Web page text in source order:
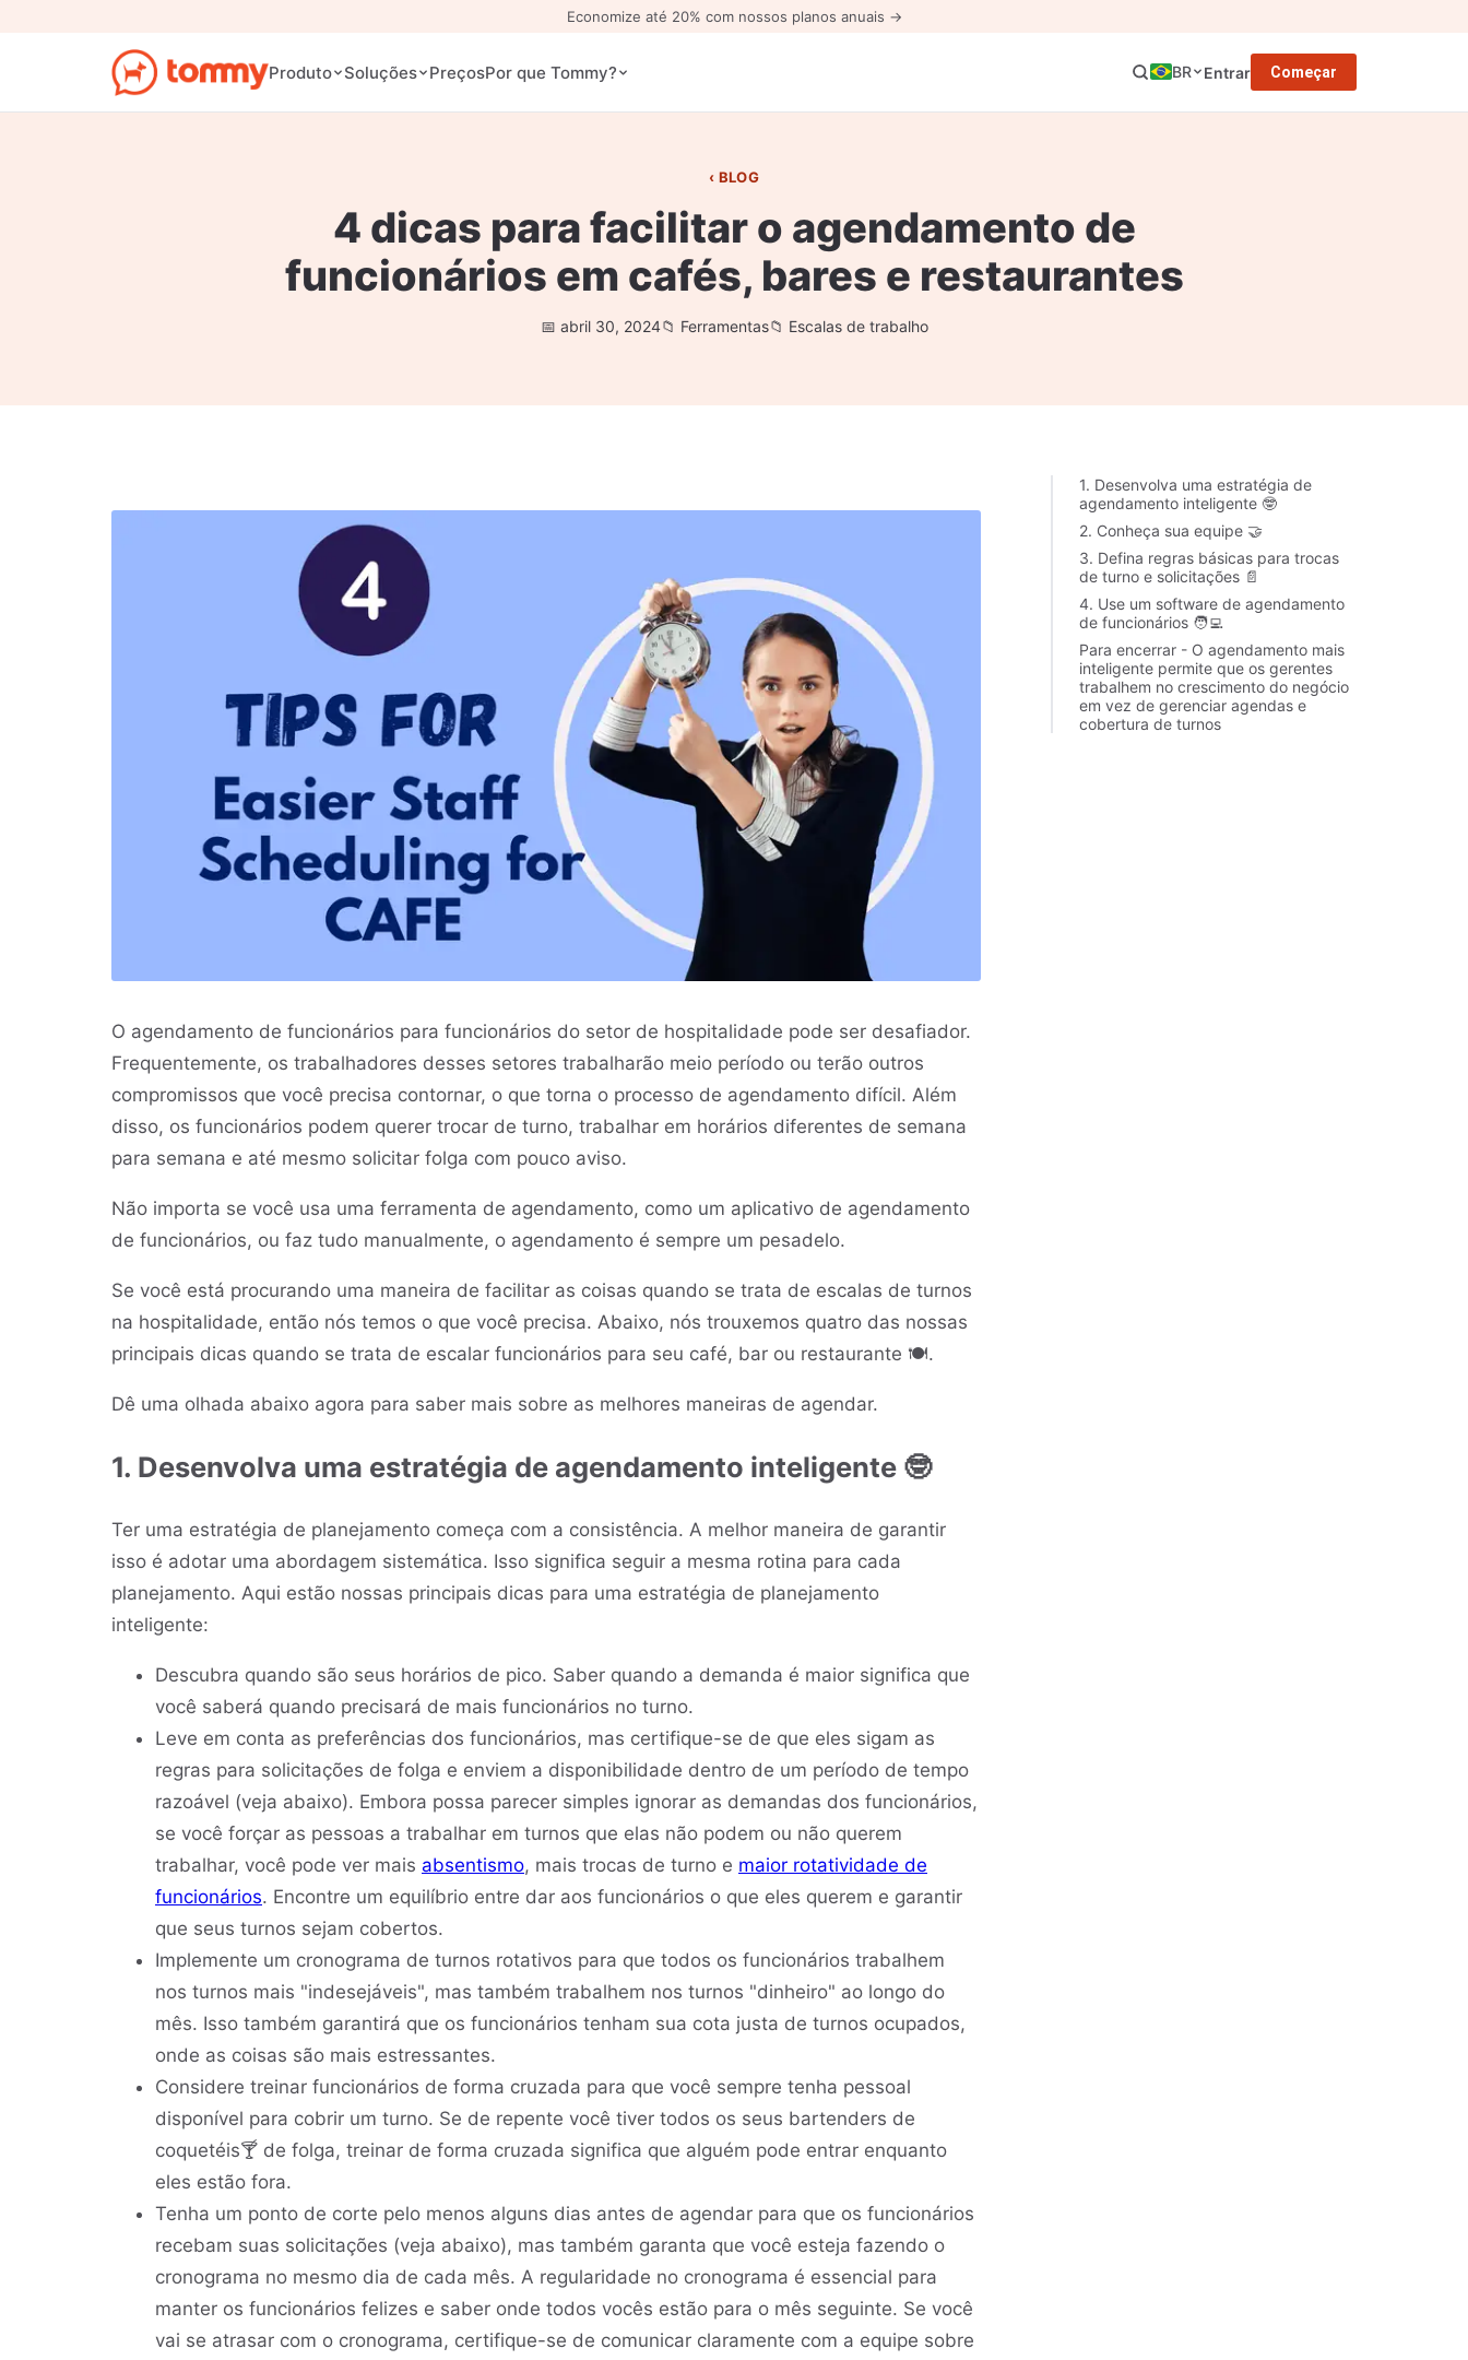
Economize até 20% com nossos planos anuais →
Produto Soluções PreçosPor que Tommy? BR Entrar Começar
BLOG
4 dicas para facilitar o agendamento de
funcionários em cafés, bares e restaurantes
abril 30, 2024 Ferramentas Escalas de trabalho
O agendamento de funcionários para funcionários do setor de hospitalidade pode ser desafiador.
Frequentemente, os trabalhadores desses setores trabalharão meio período ou terão outros
compromissos que você precisa contornar, o que torna o processo de agendamento difícil. Além
disso, os funcionários podem querer trocar de turno, trabalhar em horários diferentes de semana
para semana e até mesmo solicitar folga com pouco aviso.
Não importa se você usa uma ferramenta de agendamento, como um aplicativo de agendamento
de funcionários, ou faz tudo manualmente, o agendamento é sempre um pesadelo.
Se você está procurando uma maneira de facilitar as coisas quando se trata de escalas de turnos
na hospitalidade, então nós temos o que você precisa. Abaixo, nós trouxemos quatro das nossas
principais dicas quando se trata de escalar funcionários para seu café, bar ou restaurante 🍽️.
Dê uma olhada abaixo agora para saber mais sobre as melhores maneiras de agendar.
1. Desenvolva uma estratégia de agendamento inteligente 🤓
Ter uma estratégia de planejamento começa com a consistência. A melhor maneira de garantir
isso é adotar uma abordagem sistemática. Isso significa seguir a mesma rotina para cada
planejamento. Aqui estão nossas principais dicas para uma estratégia de planejamento
inteligente:
Descubra quando são seus horários de pico. Saber quando a demanda é maior significa que
você saberá quando precisará de mais funcionários no turno.
Leve em conta as preferências dos funcionários, mas certifique-se de que eles sigam as
regras para solicitações de folga e enviem a disponibilidade dentro de um período de tempo
razoável (veja abaixo). Embora possa parecer simples ignorar as demandas dos funcionários,
se você forçar as pessoas a trabalhar em turnos que elas não podem ou não querem
trabalhar, você pode ver mais absentismo, mais trocas de turno e maior rotatividade de
funcionários. Encontre um equilíbrio entre dar aos funcionários o que eles querem e garantir
que seus turnos sejam cobertos.
Implemente um cronograma de turnos rotativos para que todos os funcionários trabalhem
nos turnos mais "indesejáveis", mas também trabalhem nos turnos "dinheiro" ao longo do
mês. Isso também garantirá que os funcionários tenham sua cota justa de turnos ocupados,
onde as coisas são mais estressantes.
Considere treinar funcionários de forma cruzada para que você sempre tenha pessoal
disponível para cobrir um turno. Se de repente você tiver todos os seus bartenders de
coquetéis🍸 de folga, treinar de forma cruzada significa que alguém pode entrar enquanto
eles estão fora.
Tenha um ponto de corte pelo menos alguns dias antes de agendar para que os funcionários
recebam suas solicitações (veja abaixo), mas também garanta que você esteja fazendo o
cronograma no mesmo dia de cada mês. A regularidade no cronograma é essencial para
manter os funcionários felizes e saber onde todos vocês estão para o mês seguinte. Se você
vai se atrasar com o cronograma, certifique-se de comunicar claramente com a equipe sobre
1. Desenvolva uma estratégia de
agendamento inteligente 🤓
2. Conheça sua equipe 🤝
3. Defina regras básicas para trocas
de turno e solicitações 📄
4. Use um software de agendamento
de funcionários 🧑‍💻
Para encerrar - O agendamento mais
inteligente permite que os gerentes
trabalhem no crescimento do negócio
em vez de gerenciar agendas e
cobertura de turnos